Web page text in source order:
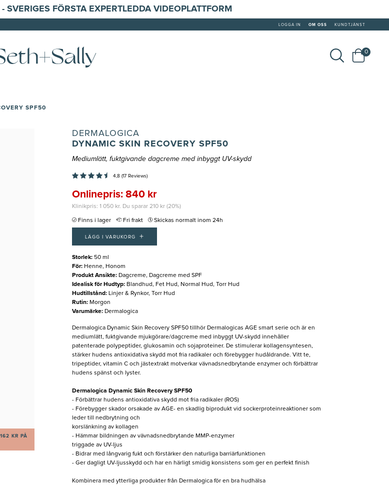
SVERIGES FÖRSTA EXPERTLEDDA VIDEOPLATTFORM
LOGGA IN OM OSS KUNDTJÄNST
0
SPF50
KR PÅ
DERMALOGICA
DYNAMIC SKIN RECOVERY SPF50
Mediumlätt, fuktgivande dagcreme med inbyggt UV-skydd
4,8 (17 Reviews)
Onlinepris: 840 kr
Klinikpris: 1 050 kr. Du sparar 210 kr (20%)
Finns i lager Fri frakt Skickas normalt inom 24h
LÄGG I VARUKORG +
Storlek: 50 ml
För: Henne, Honom
Produkt Ansikte: Dagcreme, Dagcreme med SPF
Idealisk för Hudtyp: Blandhud, Fet Hud, Normal Hud, Torr Hud
Hudtillstånd: Linjer & Rynkor, Torr Hud
Rutin: Morgon
Varumärke: Dermalogica
Dermalogica Dynamic Skin Recovery SPF50 tillhör Dermalogicas AGE smart serie och är en
mediumlätt, fuktgivande mjukgörare/dagcreme med inbyggt UV-skydd innehåller
patenterade polypeptider, glukosamin och sojaproteiner. De stimulerar kollagensyntesen,
stärker hudens antioxidativa skydd mot fria radikaler och förebygger hudåldrande. Vitt te,
tripeptider, vitamin C och jästextrakt motverkar vävnadsnedbrytande enzymer och förbättrar
hudens spänst och lyster.
Dermalogica Dynamic Skin Recovery SPF50
- Förbättrar hudens antioxidativa skydd mot fria radikaler (ROS)
- Förebygger skador orsakade av AGE- en skadlig biprodukt vid sockerproteinreaktioner som
leder till nedbrytning och
korslänkning av kollagen
- Hämmar bildningen av vävnadsnedbrytande MMP-enzymer
triggade av UV-ljus
- Bidrar med långvarig fukt och förstärker den naturliga barriärfunktionen
- Ger dagligt UV-ljusskydd och har en härligt smidig konsistens som ger en perfekt finish
Kombinera med ytterliga produkter från Dermalogica för en bra hudhälsa